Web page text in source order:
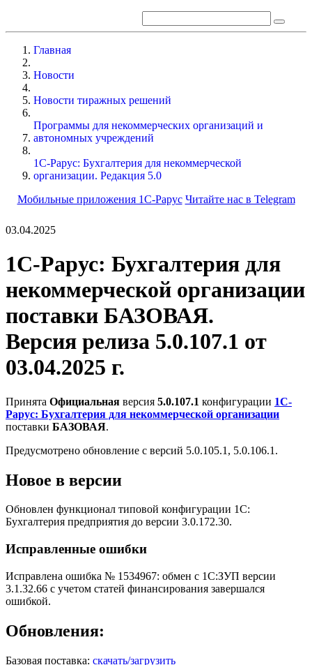
Главная
Новости
Новости тиражных решений
Программы для некоммерческих организаций и
автономных учреждений
1С-Рарус: Бухгалтерия для некоммерческой
организации. Редакция 5.0
Мобильные приложения 1С-Рарус Читайте нас в Telegram
03.04.2025
1С-Рарус: Бухгалтерия для
некоммерческой организации
поставки БАЗОВАЯ.
Версия релиза 5.0.107.1 от
03.04.2025 г.
Принята Официальная версия 5.0.107.1 конфигурации 1С-
Рарус: Бухгалтерия для некоммерческой организации
поставки БАЗОВАЯ.
Предусмотрено обновление с версий 5.0.105.1, 5.0.106.1.
Новое в версии
Обновлен функционал типовой конфигурации 1С:
Бухгалтерия предприятия до версии 3.0.172.30.
Исправленные ошибки
Исправлена ошибка № 1534967: обмен с 1С:ЗУП версии
3.1.32.66 с учетом статей финансирования завершался
ошибкой.
Обновления:
Базовая поставка: скачать/загрузить